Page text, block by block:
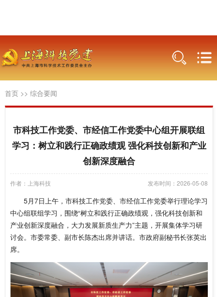
首页 >> 综合要闻
市科技工作党委、市经信工作党委中心组开展联组
学习：树立和践行正确政绩观 强化科技创新和产业
创新深度融合
作者：上海科技 发布时间：2026-05-08
5月7日上午，市科技工作党委、市经信工作党委举行理论学习
中心组联组学习，围绕“树立和践行正确政绩观，强化科技创新和
产业创新深度融合，大力发展新质生产力”主题，开展集体学习研
讨会。市委常委、副市长陈杰出席并讲话。市政府副秘书长张英出
席。